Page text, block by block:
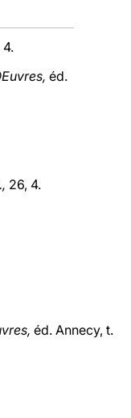
4.
éd.
26, 4.
éd. Annecy, t.